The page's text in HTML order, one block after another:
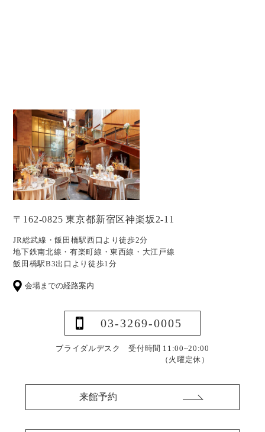
〒162-0825 東京都新宿区神楽坂2-11
JR総武線・飯田橋駅西口より徒歩2分
地下鉄南北線・有楽町線・東西線・大江戸線
飯田橋駅B3出口より徒歩1分
会場までの経路案内
03-3269-0005
ブライダルデスク 受付時間 11:00~20:00
（火曜定休）
来館予約